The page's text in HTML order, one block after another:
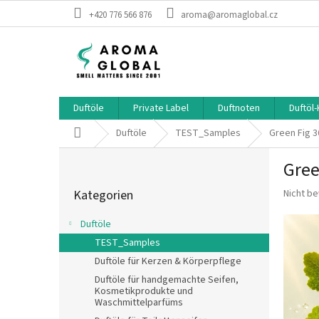
Zum Inhalt springen
+420 776 566 876 aroma@aromaglobal.cz
Duftöle Private Label Duftnoten
StartseiteDuftöle TEST_Samples Green Fig
Kategorien
Duftöle
TEST_Samples
Duftöle für Kerzen & Körperpflege
Duftöle für handgemachte Seifen,
Kosmetikprodukte und
Waschmittelparfüms
Die
Nicht